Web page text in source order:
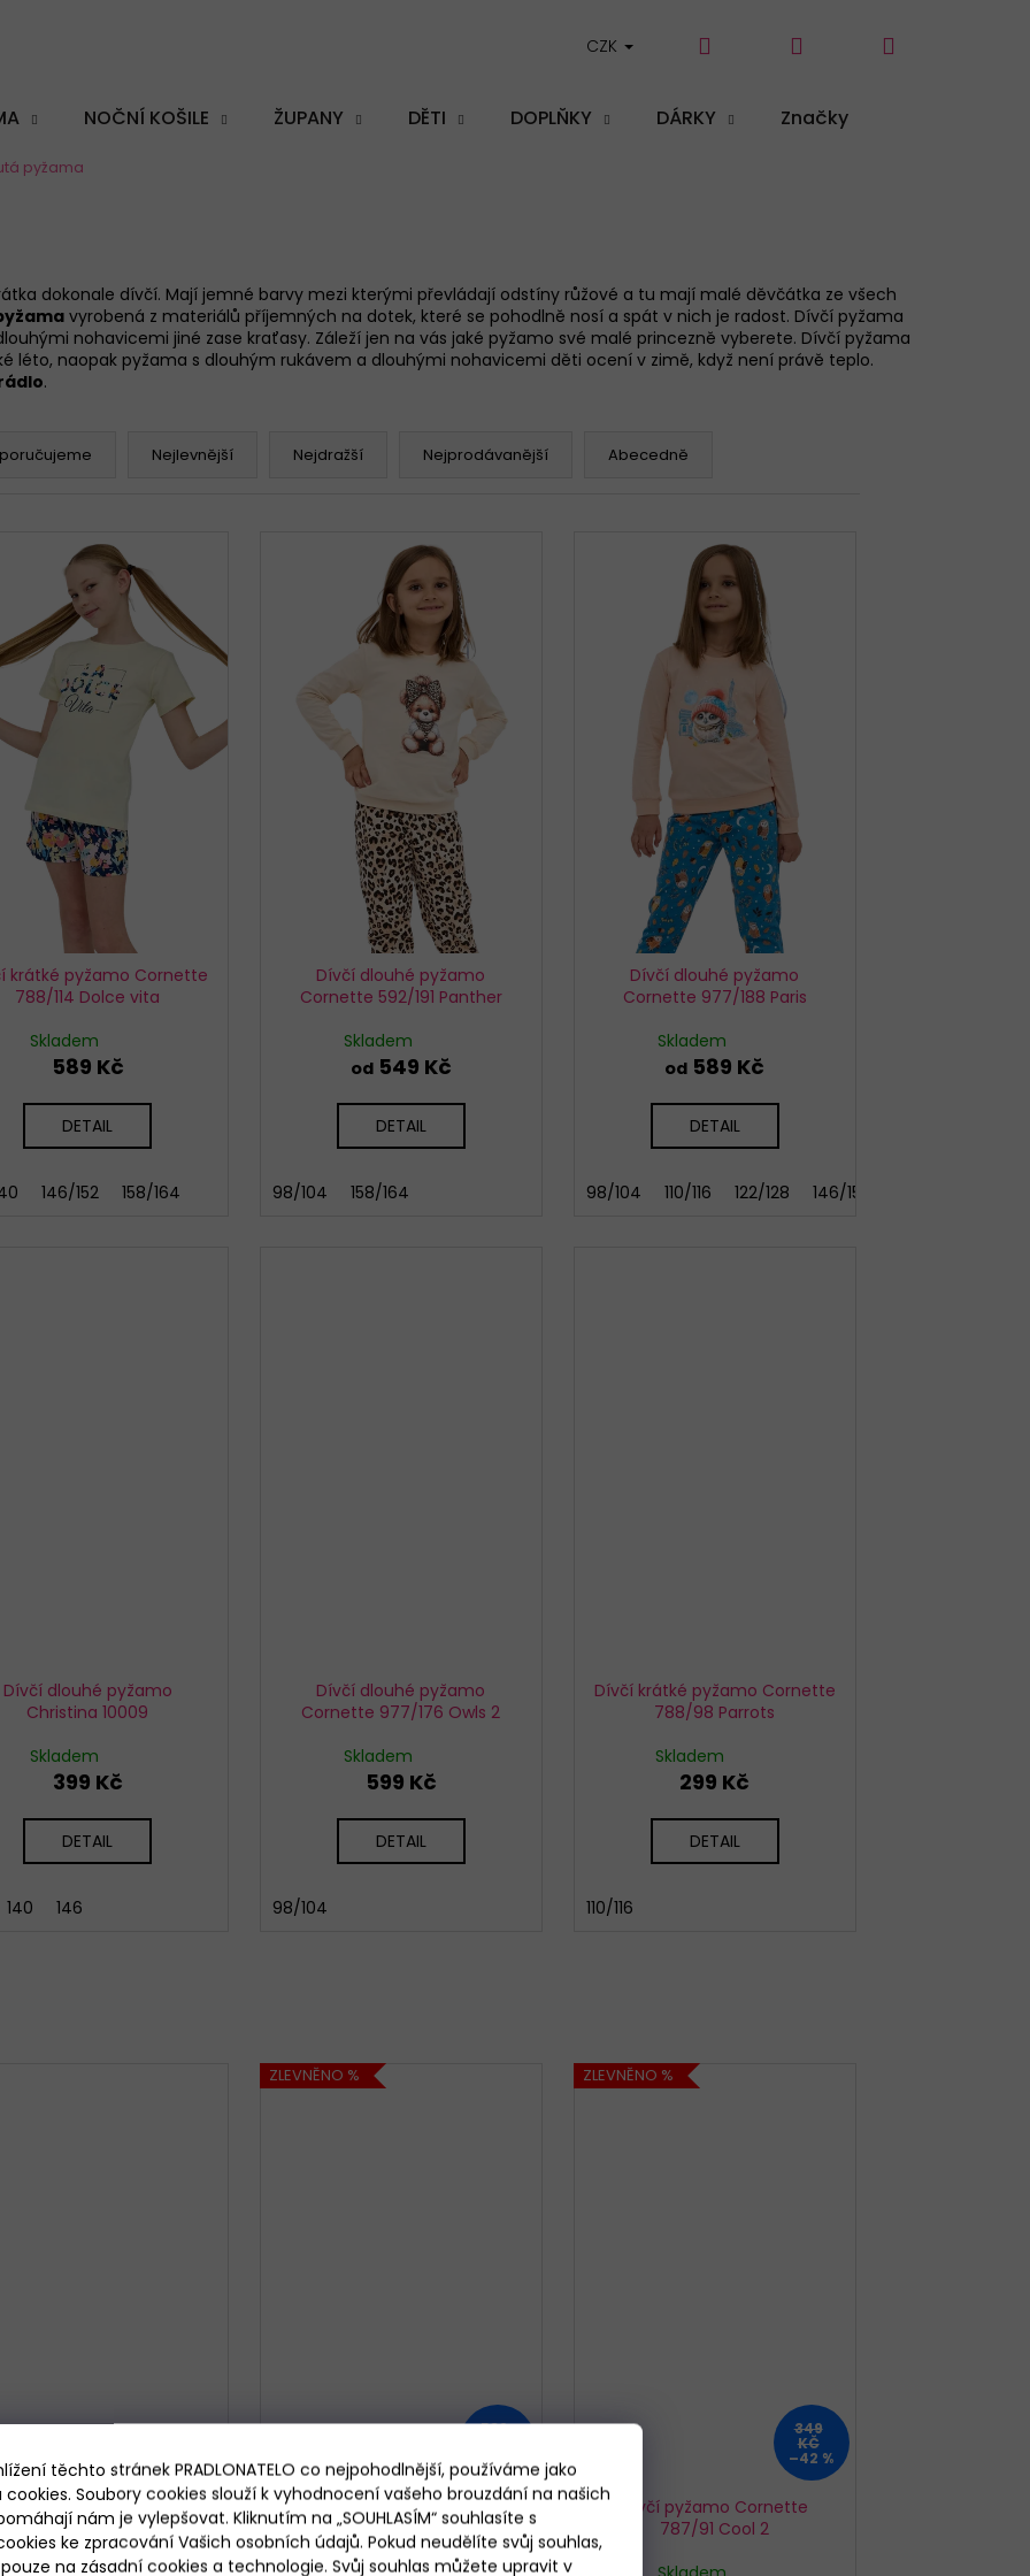
těchto stránek PRADLONATELO co nejpohodlnější, používáme jako
Soubory cookies slouží k vyhodnocení vašeho brouzdání na našich
nám je vylepšovat. Kliknutím na „SOUHLASÍM“ souhlasíte s
ke zpracování Vašich osobních údajů. Pokud neudělíte svůj souhlas,
na zásadní cookies a technologie. Svůj souhlas můžete upravit v
NOČNÍ KOŠILE ŽUPANY DĚTI DOPLŇKY DÁRKY Značky
CZK Přihlášení
pyžama
dokonale dívčí. Mají jemné barvy mezi kterými převládají odstíny růžové a tu mají malé děvčátka ze všech
vyrobená z materiálů příjemných na dotek, které se pohodlně nosí a spát v nich je radost. Dívčí pyžama
nohavicemi jiné zase kraťasy. Záleží jen na vás jaké pyžamo své malé princezně vyberete. Dívčí pyžama
léto, naopak pyžama s dlouhým rukávem a dlouhými nohavicemi děti ocení v zimě, když není právě teplo.
.
Nejlevnější Nejdražší Nejprodávanější Abecedně
krátké pyžamo Cornette
788/114 Dolce vita
Skladem
589 Kč
DETAIL
146/152 158/164
Dívčí dlouhé pyžamo
Cornette 592/191 Panther
Skladem
od549 Kč
DETAIL
98/104 158/164
Dívčí dlouhé pyžamo
Cornette 977/188 Paris
Skladem
od 589 Kč
DETAIL
98/104 110/116 122/128 146/152
Dívčí dlouhé pyžamo
Christina 10009
Skladem
399 Kč
DETAIL
140 146
Dívčí dlouhé pyžamo
Cornette 977/176 Owls 2
Skladem
599 Kč
DETAIL
98/104
Dívčí krátké pyžamo Cornette
788/98 Parrots
Skladem
299 Kč
DETAIL
110/116
pyžamo krátké Cornette
788/93 Caribbean
ZLEVNĚNO %
589
–49 %
Dívčí pyžamo dlouhé
Cornette 592-594/145 Dogs
ZLEVNĚNO %
349
KČ
–42 %
Dívčí pyžamo Cornette
787/91 Cool 2
HLEDAT
KALHOTKY BAVLNĚNÉ 3679 LOVELYGIRL
Kč
TRENÝRKY CORNETTE CLASSIC 001/197
319 Kč